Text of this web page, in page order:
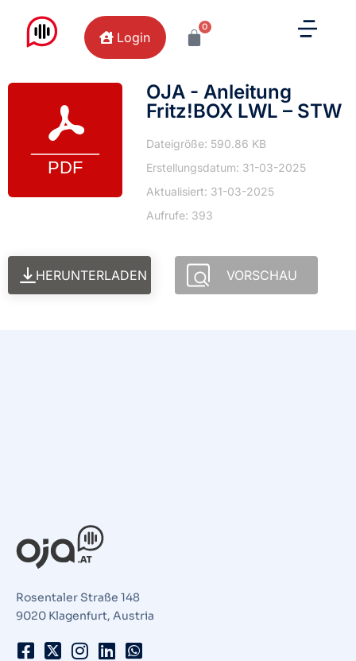
Login
0
OJA - Anleitung
Fritz!BOX LWL – STW
Dateigröße: 590.86 KB
Erstellungsdatum: 31-03-2025
Aktualisiert: 31-03-2025
Aufrufe: 393
HERUNTERLADEN VORSCHAU
Rosentaler Straße 148
9020 Klagenfurt, Austria